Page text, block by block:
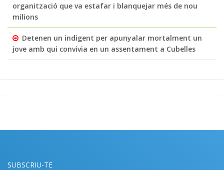
organització que va estafar i blanquejar més de nou
milions
Detenen un indigent per apunyalar mortalment un
jove amb qui convivia en un assentament a Cubelles
SUBSCRIU-TE